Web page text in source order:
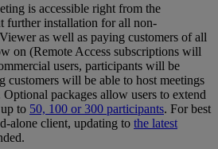
is accessible right from the
further installation for all non-
as well as paying customers of all
on (Remote Access subscriptions will
users, participants will be
will be able to host meetings
packages allow users to extend
to 50, 100 or 300 participants. For best
alone client, updating to the latest